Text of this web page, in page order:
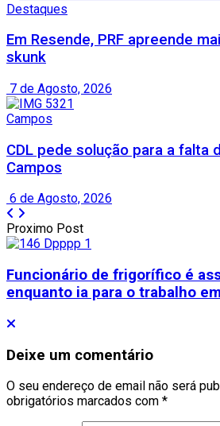
Destaques
Em Resende, PRF apreende
skunk
7 de Agosto, 2026
Campos
CDL pede solução para a falta
Campos
6 de Agosto, 2026
Proximo Post
Funcionário de frigorífico é
enquanto ia para o trabalho
Deixe um comentário
O seu endereço de email não será
obrigatórios marcados com *